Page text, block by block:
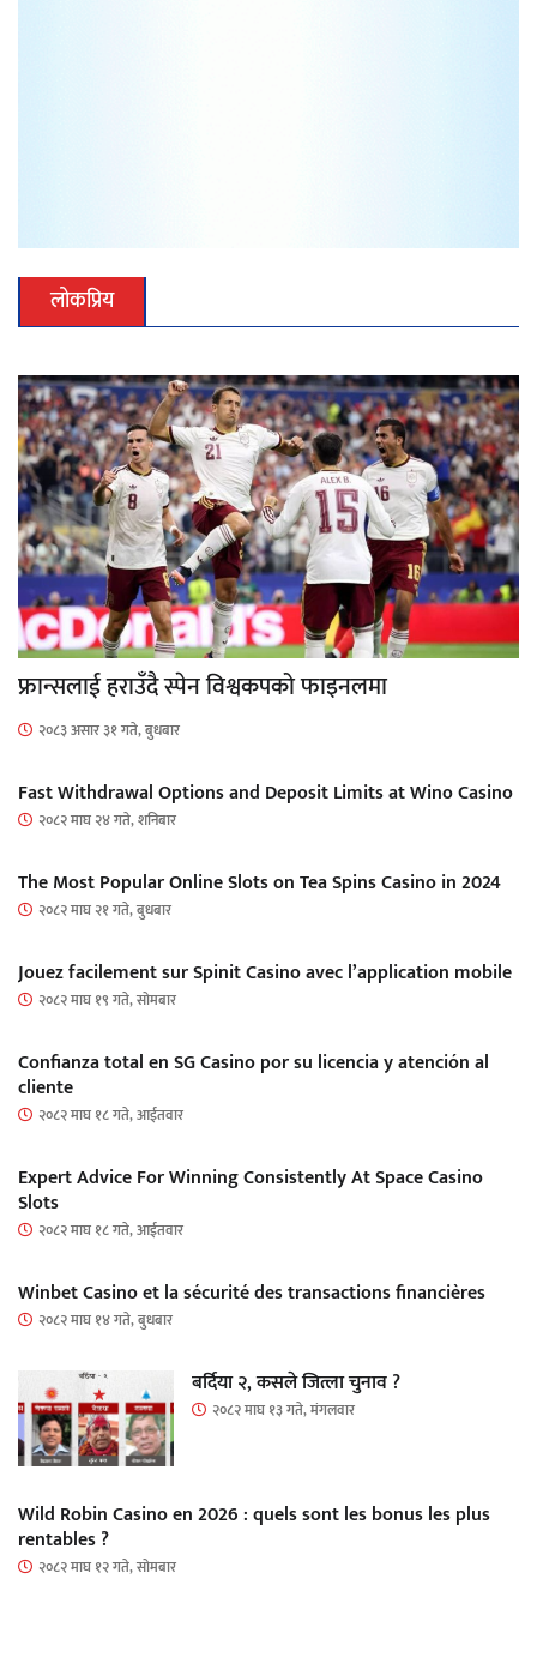
लोकप्रिय
फ्रान्सलाई हराउँदै स्पेन विश्वकपको फाइनलमा
२०८३ असार ३१ गते, बुधबार
Fast Withdrawal Options and Deposit Limits at Wino Casino
२०८२ माघ २४ गते, शनिबार
The Most Popular Online Slots on Tea Spins Casino in 2024
२०८२ माघ २१ गते, बुधबार
Jouez facilement sur Spinit Casino avec l’application mobile
२०८२ माघ १९ गते, सोमबार
Confianza total en SG Casino por su licencia y atención al
cliente
२०८२ माघ १८ गते, आईतवार
Expert Advice For Winning Consistently At Space Casino
Slots
२०८२ माघ १८ गते, आईतवार
Winbet Casino et la sécurité des transactions financières
२०८२ माघ १४ गते, बुधबार
बर्दिया २, कसले जित्ला चुनाव ?
२०८२ माघ १३ गते, मंगलवार
Wild Robin Casino en 2026 : quels sont les bonus les plus
rentables ?
२०८२ माघ १२ गते, सोमबार